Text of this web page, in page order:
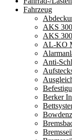
Fahrzeug
AKS
AKS
AL-KO
Anti-
Berker